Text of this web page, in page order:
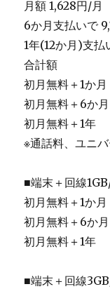
月額 1,628円/月
6か月支払いで
1年(12か月)支払
合計額
初月無料＋1か
初月無料＋6か
初月無料＋1
※通話料、ユニ
■端末＋回線
初月無料＋1か
初月無料＋6か
初月無料＋1
■端末＋回線